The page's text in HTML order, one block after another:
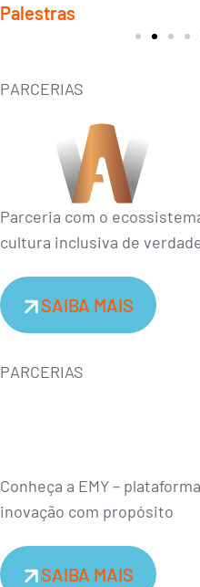
Palestras
Conceito que surge em resposta
ambiente de negócios atual.
PARCERIAS
Parceria com o
cultura inclusiva de
SAIBA MAIS
PARCERIAS
Conheça a EMY –
inovação com propósito
SAIBA MAIS